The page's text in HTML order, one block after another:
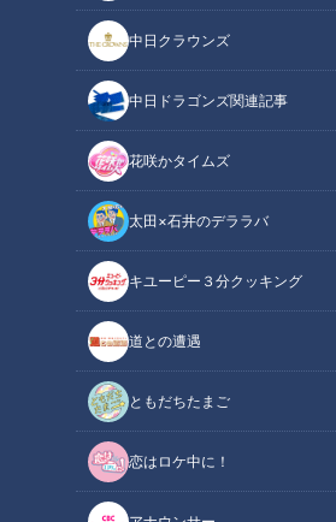
中日クラウンズ
中日ドラゴンズ関連記事
花咲かタイムズ
太田×石井のデララバ
キユーピー３分クッキング
道との遭遇
ともだちたまご
恋はロケ中に！
CBCテレビ『チャント！』マヂ学校に向かい
この記事の画像（全9枚）